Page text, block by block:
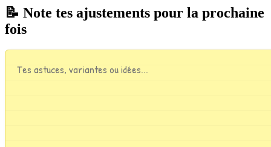
📝 Note tes ajustements pour la prochaine
fois